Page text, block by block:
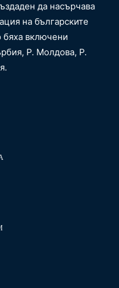
да насърчава
на българските
бяха включени
Р. Молдова, Р.